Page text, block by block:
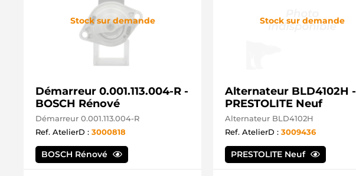
Stock sur demande
Démarreur 0.001.113.004-R -
BOSCH Rénové
Démarreur 0.001.113.004-R
Ref. AtelierD : 3000818
BOSCH Rénové
Stock sur demande
Alternateur BLD4102H -
PRESTOLITE Neuf
Alternateur BLD4102H
Ref. AtelierD : 3009436
PRESTOLITE Neuf